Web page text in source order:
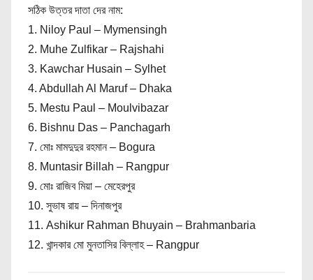
সঠিক উত্তর দাতা দের নাম:
1. Niloy Paul – Mymensingh
2. Muhe Zulfikar – Rajshahi
3. Kawchar Husain – Sylhet
4. Abdullah Al Maruf – Dhaka
5. Mestu Paul – Moulvibazar
6. Bishnu Das – Panchagarh
7. মোঃ মামদুদুর রহমান – Bogura
8. Muntasir Billah – Rangpur
9. মোঃ রাজিব মিয়া – মেহেরপুর
10. সুভাষ রায় – দিনাজপুর
11. Ashikur Rahman Bhuyain – Brahmanbaria
12. খান্দকার মো মুনতাসির বিল্লাহ – Rangpur